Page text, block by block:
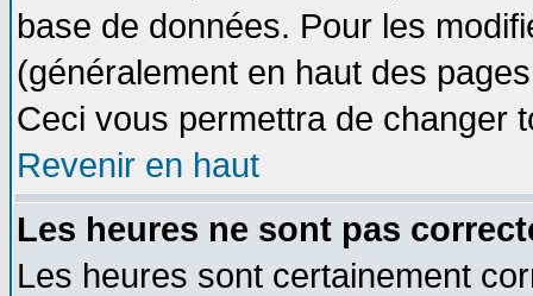
base de données. Pour les
(généralement en haut des
Ceci vous permettra de changer
Revenir en haut
Les heures ne sont pas
Les heures sont certainement